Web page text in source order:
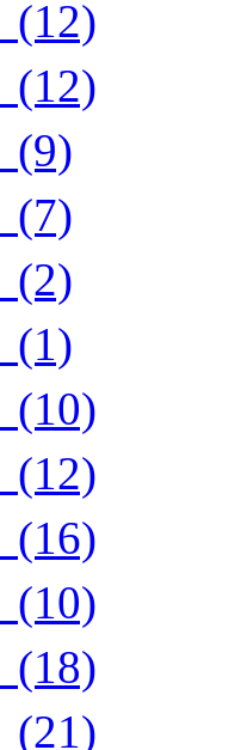
(12)
(12)
(9)
(7)
(2)
(1)
(10)
(12)
(16)
(10)
(18)
(21)